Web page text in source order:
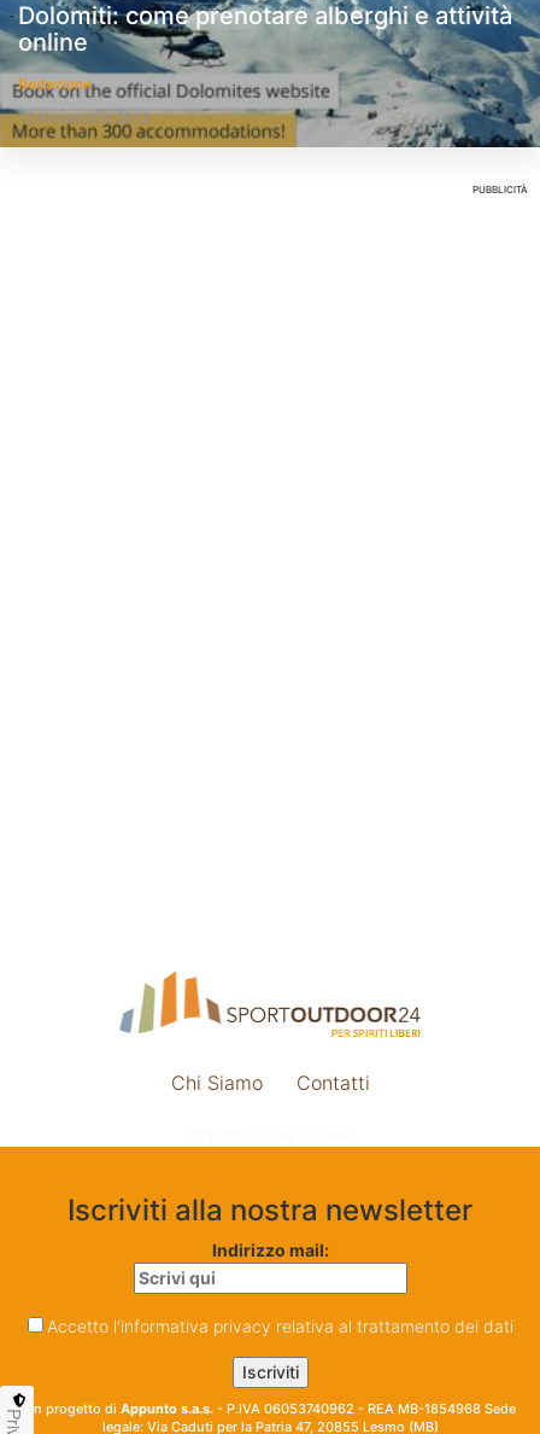
Dolomiti: come prenotare alberghi e attività
online
Redazione
13 Novembre 2013
PUBBLICITÀ
Chi Siamo Contatti
Iscriviti alla nostra newsletter
Indirizzo mail:
Accetto l'informativa privacy relativa al trattamento dei dati
Un progetto di Appunto s.a.s. - P.IVA 06053740962 - REA MB-1854968 Sede
legale: Via Caduti per la Patria 47, 20855 Lesmo (MB)